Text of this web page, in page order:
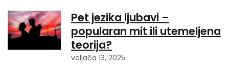
Pet jezika ljubavi –
popularan mit ili utemeljena
teorija?
veljača 13, 2025